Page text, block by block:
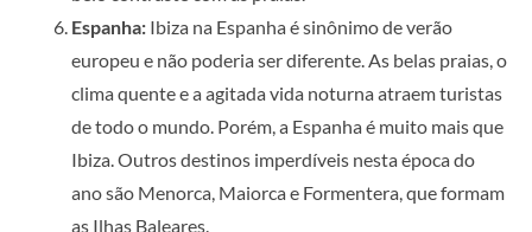
Espanha: Ibiza na Espanha é sinônimo de verão
europeu e não poderia ser diferente. As belas praias, o
clima quente e a agitada vida noturna atraem turistas
de todo o mundo. Porém, a Espanha é muito mais que
Ibiza. Outros destinos imperdíveis nesta época do
ano são Menorca, Maiorca e Formentera, que formam
as Ilhas Baleares.